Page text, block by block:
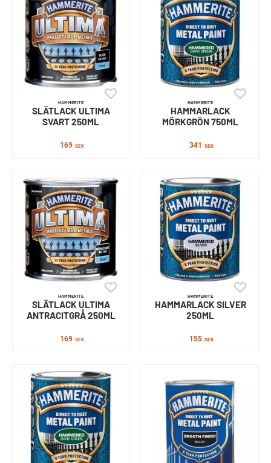
HAMMERITE
SLÄTLACK ULTIMA
SVART 250ML
169 SEK
HAMMERITE
HAMMARLACK
MÖRKGRÖN 750ML
341 SEK
HAMMERITE
SLÄTLACK ULTIMA
ANTRACITGRÅ 250ML
169 SEK
HAMMERITE
HAMMARLACK SILVER
250ML
155 SEK